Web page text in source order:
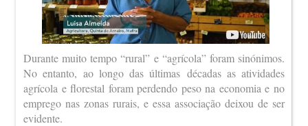
Durante muito tempo “rural” e “agrícola” foram sinónimos.
No entanto, ao longo das últimas décadas as atividades
agrícola e florestal foram perdendo peso na economia e no
emprego nas zonas rurais, e essa associação deixou de ser
evidente.